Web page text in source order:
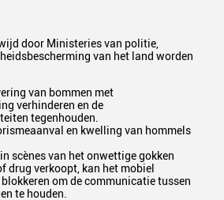
door Ministeries van politie,
van het land worden
van bommen met
verhinderen en de
tegenhouden.
en kwelling van hommels
scènes van het onwettige gokken
drug verkoopt, kan het mobiel
om de communicatie tussen
te houden.